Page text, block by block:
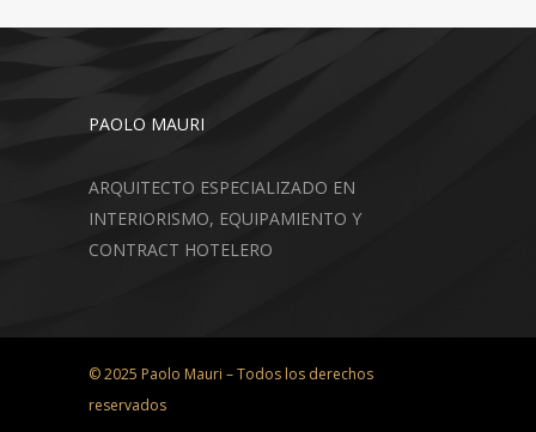
PAOLO MAURI
ARQUITECTO ESPECIALIZADO EN
INTERIORISMO, EQUIPAMIENTO Y
CONTRACT HOTELERO
© 2025 Paolo Mauri – Todos los derechos
reservados